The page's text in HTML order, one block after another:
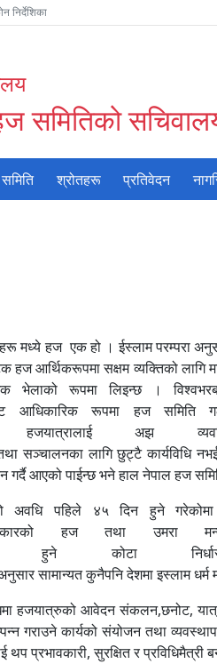
निर्देशिका
समितिको
श्रोतहरू प्रतिवेदन
मध्ये हज एक हो । ईस्लाम परम्परा
आर्थिकरूपमा सक्षम व्यक्तिको लागि
भेलाको रूपमा लिइन्छ ।
आधिकारिक रूपमा हज समिति
हजयात्रालाई अझ
सञ्चालनका लागि छुट्टै कार्यविधि
गर्दै आएको पाईन्छ भने हाल नेपाल हज
अवधि पहिले ४५ दिन हुने
हज तथा उमरा
हुने कोटा
सामान्यत कुनैपनि देशमा इस्लाम धर्म
हजयात्रुको आवेदन संकलन,छनोट,
गराउने कार्यको संयोजन तथा
प्रभावकारी, सुरक्षित र प्रविधिमैत्री